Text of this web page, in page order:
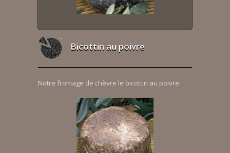
Bicottin au poivre
Notre fromage de chèvre le bicottin au poivre.